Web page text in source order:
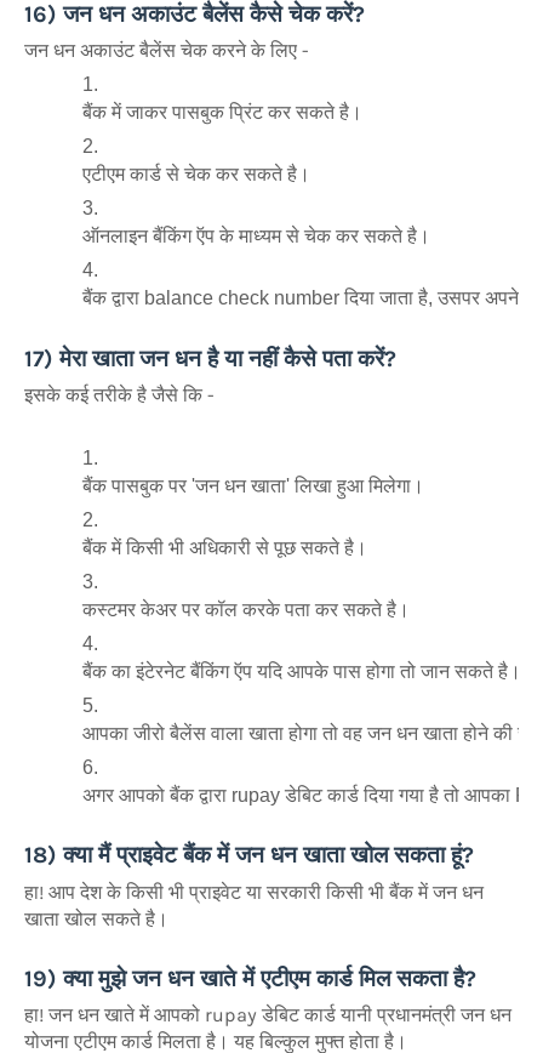
16) जन धन अकाउंट बैलेंस कैसे चेक करें?
जन धन अकाउंट बैलेंस चेक करने के लिए -
बैंक में जाकर पासबुक प्रिंट कर सकते है।
एटीएम कार्ड से चेक कर सकते है।
ऑनलाइन बैंकिंग ऍप के माध्यम से चेक कर सकते है।
बैंक द्वारा balance check number दिया जाता है, उसपर
17) मेरा खाता जन धन है या नहीं कैसे पता करें?
इसके कई तरीके है जैसे कि -
बैंक पासबुक पर 'जन धन खाता' लिखा हुआ मिलेगा।
बैंक में किसी भी अधिकारी से पूछ सकते है।
कस्टमर केअर पर कॉल करके पता कर सकते है।
बैंक का इंटेरनेट बैंकिंग ऍप यदि आपके पास होगा तो जान सकते है।
आपका जीरो बैलेंस वाला खाता होगा तो वह जन धन खाता होने की
अगर आपको बैंक द्वारा rupay डेबिट कार्ड दिया गया है तो आपका
18) क्या मैं प्राइवेट बैंक में जन धन खाता खोल सकता हूं?
हा! आप देश के किसी भी प्राइवेट या सरकारी किसी भी बैंक में जन धन
खाता खोल सकते है।
19) क्या मुझे जन धन खाते में एटीएम कार्ड मिल सकता है?
हा! जन धन खाते में आपको rupay डेबिट कार्ड यानी प्रधानमंत्री जन धन
योजना एटीएम कार्ड मिलता है। यह बिल्कुल मुफ्त होता है।